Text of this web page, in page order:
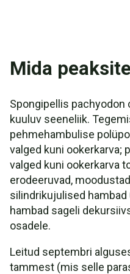
Mida
Spongipellis pachyodon
kuuluv seeneliik.
pehmehambulise
valged kuni ookerkarva;
valged kuni ookerkarva
erodeeruvad,
silindrikujulised hambad
hambad sageli
osadele.
Leitud septembri
tammest (mis selle